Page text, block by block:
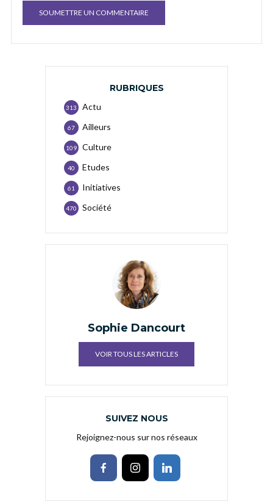
RUBRIQUES
Actu
313
Ailleurs
67
Culture
109
Etudes
40
Initiatives
61
Société
470
Sophie Dancourt
VOIR TOUS LES ARTICLES
SUIVEZ NOUS
Rejoignez-nous sur nos réseaux